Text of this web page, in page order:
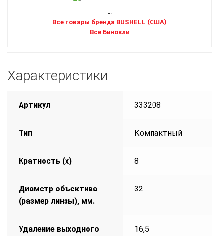
...
Все товары бренда BUSHELL (США)
Все Бинокли
Характеристики
Артикул 333208
Тип Компактный
Кратность (х) 8
Диаметр объектива
(размер линзы), мм.
32
Удаление выходного
16,5